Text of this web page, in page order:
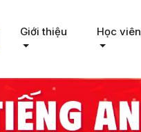
Giới thiệu Học viên